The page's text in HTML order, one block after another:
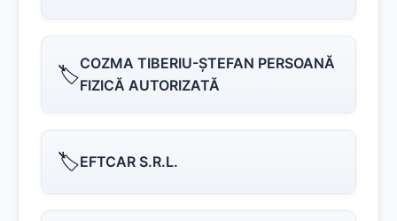
🏷️COZMA TIBERIU-ŞTEFAN PERSOANĂ
FIZICĂ AUTORIZATĂ
🏷️EFTCAR S.R.L.